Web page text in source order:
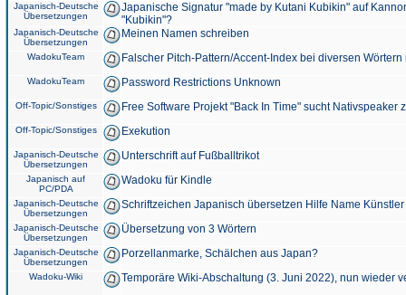
Japanisch-Deutsche
Übersetzungen
Japanische Signatur "made by Kutani Kubikin" auf
"Kubikin"?
Japanisch-Deutsche
Übersetzungen
Meinen Namen schreiben
WadokuTeam Falscher Pitch-Pattern/Accent-Index bei diversen
WadokuTeam Password Restrictions Unknown
Off-Topic/Sonstiges Free Software Projekt "Back In Time" sucht Nativspeaker
Off-Topic/Sonstiges Exekution
Japanisch-Deutsche
Übersetzungen
Unterschrift auf Fußballtrikot
Japanisch auf
PC/PDA
Wadoku für Kindle
Japanisch-Deutsche
Übersetzungen
Schriftzeichen Japanisch übersetzen Hilfe Name
Japanisch-Deutsche
Übersetzungen
Übersetzung von 3 Wörtern
Japanisch-Deutsche
Übersetzungen
Porzellanmarke, Schälchen aus Japan?
Wadoku-Wiki Temporäre Wiki-Abschaltung (3. Juni 2022), nun wieder